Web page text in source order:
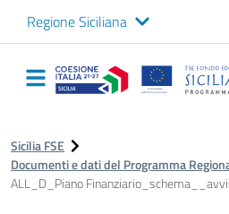
Regione Siciliana
Logo Sicilia
Navigazione
principale
Sicilia FSE
Documenti e dati del Programma
ALL_D_Piano